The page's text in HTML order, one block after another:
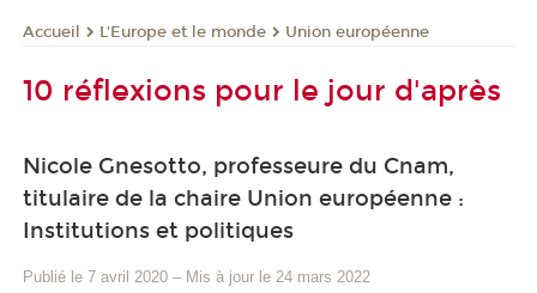
Accueil L'Europe et le monde Union européenne
10 réflexions pour le jour d'après
Nicole Gnesotto, professeure du Cnam,
titulaire de la chaire Union européenne :
Institutions et politiques
Publié le 7 avril 2020 – Mis à jour le 24 mars 2022